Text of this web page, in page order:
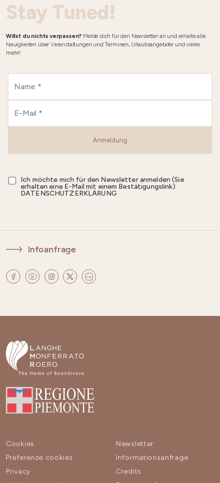
Stay Tuned!
Willst du nichts verpassen? Melde dich für den Newsletter an und erhalte alle
Neuigkeiten über Veranstaltungen und Terminen, Urlaubsangebote und vieles
mehr!
Anmeldung
Ich möchte mich für den Newsletter anmelden (Sie
erhalten eine E-Mail mit einem Bestätigungslink).
DATENSCHUTZERKLÄRUNG
Infoanfrage
Cookies
Preferenze cookies
Privacy
Newsletter
Informationsanfrage
Credits